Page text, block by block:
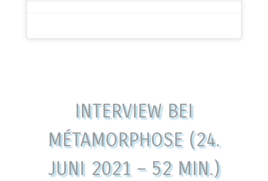
INTERVIEW BEI
MÉTAMORPHOSE (24.
JUNI 2021 – 52 MIN.)